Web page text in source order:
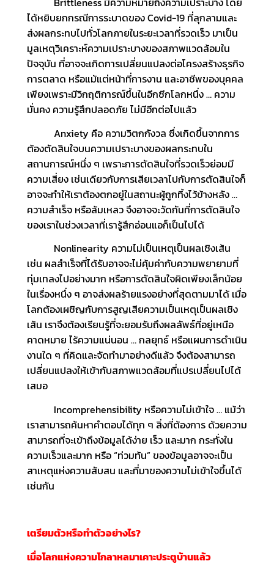
ได้หยิบยกกรณีการระบาดของ Covid-19 ที่ลุกลามและ
ส่งผลกระทบไปทั่วโลกภายในระยะเวลาที่รวดเร็ว มาเป็น
มูลเหตุวิเคราะห์ความเปราะบางของสภาพแวดล้อมใน
ปัจจุบัน ที่อาจจะเกิดการเปลี่ยนแปลงต่อโครงสร้างธุรกิจ
การตลาด หรือแม้แต่หน้าที่การงาน และอาชีพของบุคคล
เพียงเพราะมีวิกฤติการณ์ขึ้นในอีกซีกโลกหนึ่ง … ความ
มั่นคง ความรู้สึกปลอดภัย ไม่มีอีกต่อไปแล้ว
Anxiety คือ ความวิตกกังวล ซึ่งเกิดขึ้นจากการ
ต้องตัดสินใจบนความเปราะบางของผลกระทบใน
สถานการณ์หนึ่ง ๆ เพราะการตัดสินใจที่รวดเร็วย่อมมี
ความเสี่ยง เช่นเดียวกับการเสียเวลาไปกับการตัดสินใจก็
อาจจะทำให้เราต้องตกอยู่ในสถานะผู้ถูกทิ้งไว้ข้างหลัง …
ความสำเร็จ หรือล้มเหลว จึงอาจจะวัดกันที่การตัดสินใจ
ของเราในช่วงเวลาที่เรารู้สึกอ่อนแอก็เป็นไปได้
Nonlinearity ความไม่เป็นเหตุเป็นผลเชิงเส้น
เช่น ผลสำเร็จที่ได้รับอาจจะไม่คุ้มค่ากับความพยายามที่
ทุ่มเทลงไปอย่างมาก หรือการตัดสินใจผิดเพียงเล็กน้อย
ในเรื่องหนึ่ง ๆ อาจส่งผลร้ายแรงอย่างที่สุดตามมาได้ เมื่อ
โลกต้องเผชิญกับการสูญเสียความเป็นเหตุเป็นผลเชิง
เส้น เราจึงต้องเรียนรู้ที่จะยอมรับถึงผลลัพธ์ที่อยู่เหนือ
คาดหมาย ไร้ความแน่นอน … กลยุทธ์ หรือแผนการดำเนิน
งานใด ๆ ที่คิดและจัดทำมาอย่างดีแล้ว จึงต้องสามารถ
เปลี่ยนแปลงให้เข้ากับสภาพแวดล้อมที่แปรเปลี่ยนไปได้
เสมอ
Incomprehensibility หรือความไม่เข้าใจ … แม้ว่า
เราสามารถค้นหาคำตอบได้ทุก ๆ สิ่งที่ต้องการ ด้วยความ
สามารถที่จะเข้าถึงข้อมูลได้ง่าย เร็ว และมาก กระทั่งใน
ความเร็วและมาก หรือ “ท่วมท้น” ของข้อมูลอาจจะเป็น
สาเหตุแห่งความสับสน และที่มาของความไม่เข้าใจขึ้นได้
เช่นกัน
เตรียมตัวหรือทำตัวอย่างไร?
เมื่อโลกแห่งความโกลาหลมาเคาะประตูบ้านแล้ว